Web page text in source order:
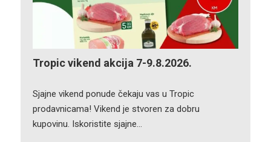
Tropic vikend akcija 7-9.8.2026.
Sjajne vikend ponude čekaju vas u Tropic
prodavnicama! Vikend je stvoren za dobru
kupovinu. Iskoristite sjajne…